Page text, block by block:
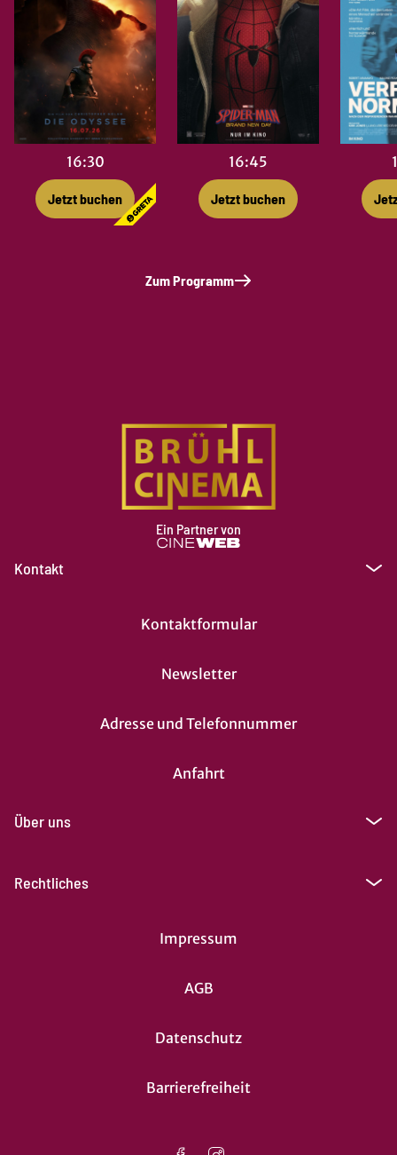
16:30
Jetzt buchen
16:45
Jetzt buchen
Zum Programm
Ein Partner von
Kontakt
Kontaktformular
Newsletter
Adresse und Telefonnummer
Anfahrt
Über uns
Rechtliches
Impressum
AGB
Datenschutz
Barrierefreiheit